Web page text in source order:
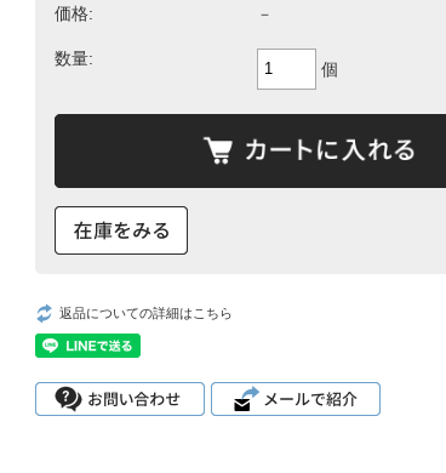
価格: －
数量:
個
返品についての詳細はこちら